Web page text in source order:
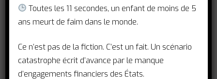
Toutes les 11 secondes, un enfant de moins de 5
ans meurt de faim dans le monde.
Ce n’est pas de la fiction. C’est un fait. Un scénario
catastrophe écrit d’avance par le manque
d’engagements financiers des États.